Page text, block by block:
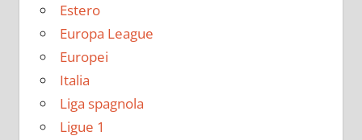
Estero
Europa League
Europei
Italia
Liga spagnola
Ligue 1